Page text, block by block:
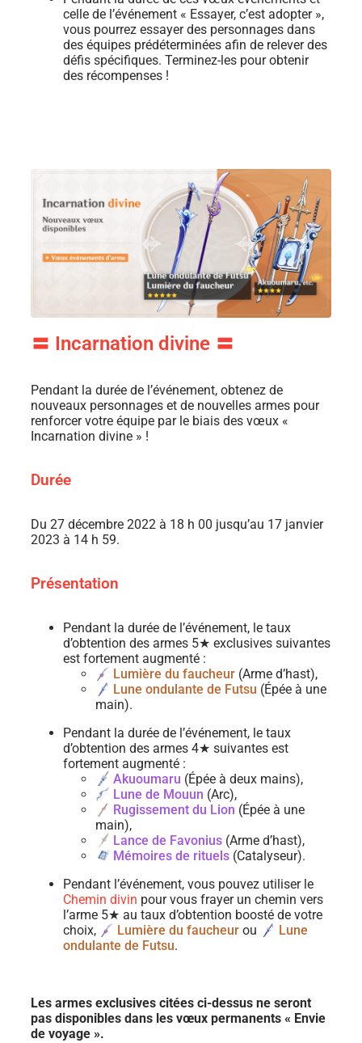
celle de l’événement « Essayer, c’est adopter »,
vous pourrez essayer des personnages dans
des équipes prédéterminées afin de relever des
défis spécifiques. Terminez-les pour obtenir
des récompenses !
〓 Incarnation divine 〓​
Pendant la durée de l’événement, obtenez de
nouveaux personnages et de nouvelles armes pour
renforcer votre équipe par le biais des vœux «
Incarnation divine » !
Durée
Du 27 décembre 2022 à 18 h 00 jusqu’au 17 janvier
2023 à 14 h 59.
Présentation
Pendant la durée de l’événement, le taux
d’obtention des armes 5★ exclusives suivantes
est fortement augmenté :
Lumière du faucheur (Arme d’hast),
Lune ondulante de Futsu (Épée à une
main).
Pendant la durée de l’événement, le taux
d’obtention des armes 4★ suivantes est
fortement augmenté :
Akuoumaru (Épée à deux mains),
Lune de Mouun (Arc),
Rugissement du Lion (Épée à une
main),
Lance de Favonius (Arme d’hast),
Mémoires de rituels (Catalyseur).
Pendant l’événement, vous pouvez utiliser le
Chemin divin pour vous frayer un chemin vers
l’arme 5★ au taux d’obtention boosté de votre
choix,
Lumière du faucheur ou
Lune
ondulante de Futsu.
Les armes exclusives citées ci-dessus ne seront
pas disponibles dans les vœux permanents « Envie
de voyage ».